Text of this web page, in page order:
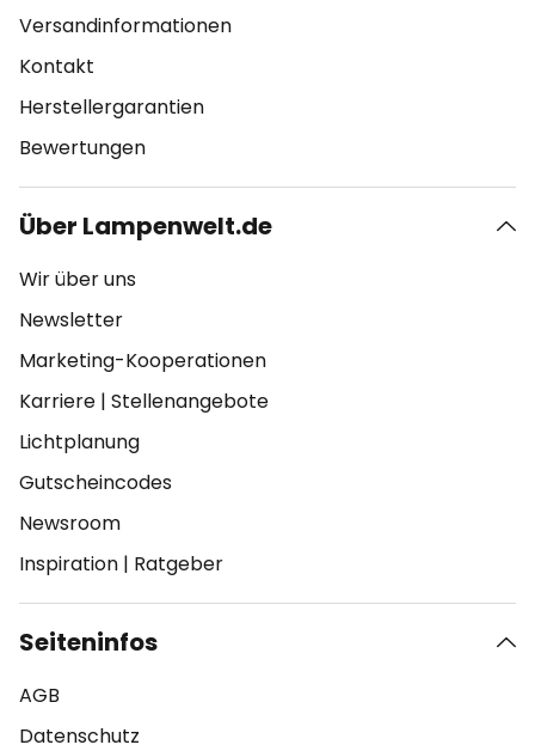
Versandinformationen
Kontakt
Herstellergarantien
Bewertungen
Über Lampenwelt.de
Wir über uns
Newsletter
Marketing-Kooperationen
Karriere | Stellenangebote
Lichtplanung
Gutscheincodes
Newsroom
Inspiration | Ratgeber
Seiteninfos
AGB
Datenschutz